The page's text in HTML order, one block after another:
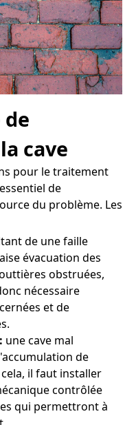
de
cave
pour le traitement
de
du problème. Les
de une faille
évacuation des
obstruées,
nécessaire
et de
une cave mal
de
il faut installer
contrôlée
qui permettront à